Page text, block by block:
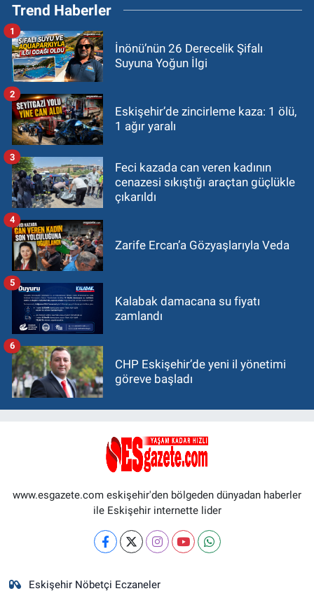
Trend Haberler
İnönü’nün 26 Derecelik Şifalı
Suyuna Yoğun İlgi
1
Eskişehir’de zincirleme kaza: 1 ölü,
1 ağır yaralı
2
Feci kazada can veren kadının
cenazesi sıkıştığı araçtan güçlükle
çıkarıldı
3
Zarife Ercan’a Gözyaşlarıyla Veda
4
Kalabak damacana su fiyatı
zamlandı
5
CHP Eskişehir’de yeni il yönetimi
göreve başladı
6
www.esgazete.com eskişehir'den bölgeden dünyadan haberler
ile Eskişehir internette lider
Eskişehir Nöbetçi Eczaneler